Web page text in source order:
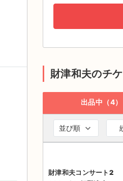
財津和夫のチ
出品中（4）
並び順
財津和夫コンサート2